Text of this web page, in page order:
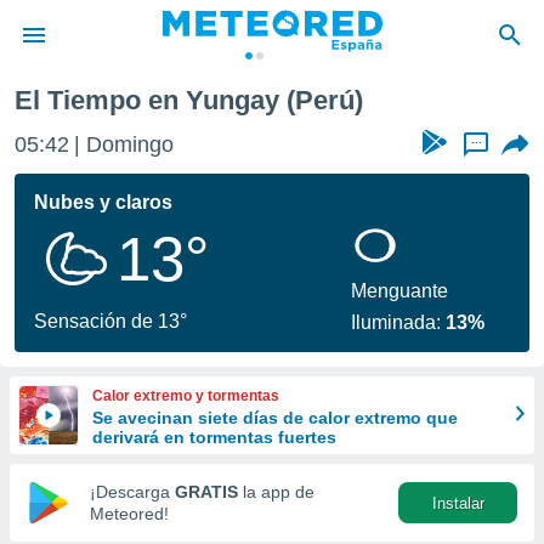
de
por
se
calidad.
a este
las
y
forma
digital
basada
El Tiempo en Yungay (Perú)
05:42 Domingo ...
Nubes y claros
13°
Sensación de 13°
Menguante
Iluminada: 13%
Calor extremo y tormentas
Se avecinan siete días de calor extremo que
derivará en tormentas fuertes
¡Descarga GRATIS la app de
Meteored!
Instalar